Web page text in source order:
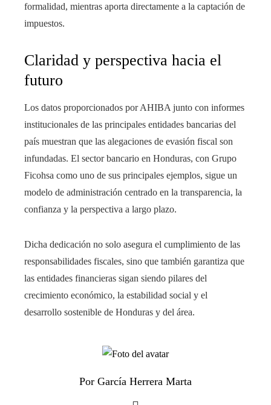
formalidad, mientras aporta directamente a la captación de
impuestos.
Claridad y perspectiva hacia el
futuro
Los datos proporcionados por AHIBA junto con informes
institucionales de las principales entidades bancarias del
país muestran que las alegaciones de evasión fiscal son
infundadas. El sector bancario en Honduras, con Grupo
Ficohsa como uno de sus principales ejemplos, sigue un
modelo de administración centrado en la transparencia, la
confianza y la perspectiva a largo plazo.
Dicha dedicación no solo asegura el cumplimiento de las
responsabilidades fiscales, sino que también garantiza que
las entidades financieras sigan siendo pilares del
crecimiento económico, la estabilidad social y el
desarrollo sostenible de Honduras y del área.
Por García Herrera Marta